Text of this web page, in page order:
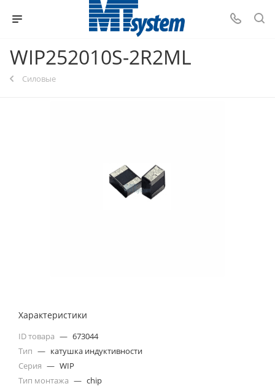
WIP252010S-2R2ML
Силовые
Характеристики
ID товара — 673044
Тип — катушка индуктивности
Серия — WIP
Тип монтажа — chip